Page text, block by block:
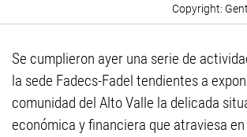
Se cumplieron ayer una serie de
la sede Fadecs-Fadel tendientes a
comunidad del Alto Valle la delicada
económica y financiera que atraviesa